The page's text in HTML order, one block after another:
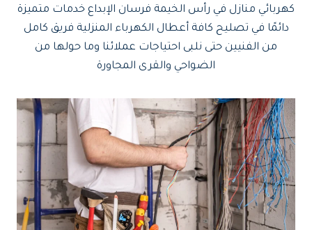
كهربائي منازل في رأس الخيمة فرسان الإبداع خدمات متميزة
دائمًا في تصليح كافة أعطال الكهرباء المنزلية فريق كامل
من الفنيين حتى نلبى احتياجات عملائنا وما حولها من
الضواحي والقرى المجاورة